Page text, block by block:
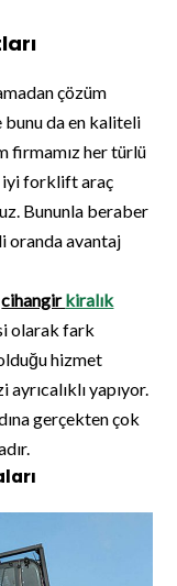
çözüm
da en kaliteli
firmamız her türlü
iyi forklift araç
Bununla beraber
oranda avantaj
cihangirkiralık
olarak fark
hizmet
yapıyor.
gerçekten çok